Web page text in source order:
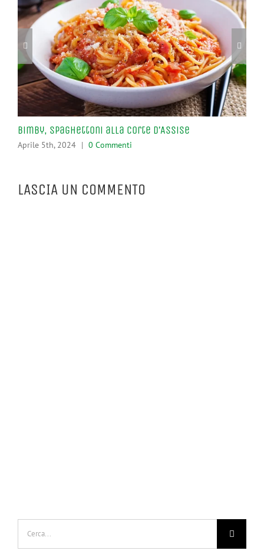
Bimby, Spaghettoni alla Corte d’Assise
Aprile 5th, 2024 | 0 Commenti
LASCIA UN COMMENTO